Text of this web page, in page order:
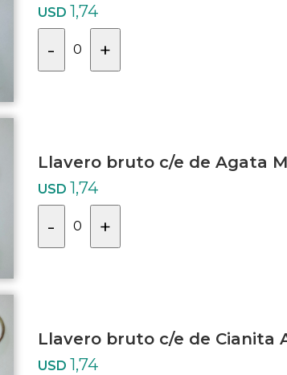
USD 1,74
- 0 +
Llavero bruto c/e de Agata
USD 1,74
- 0 +
Llavero bruto c/e de Cianita
USD 1,74